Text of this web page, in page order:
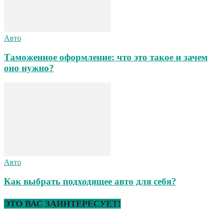
Авто
Таможенное оформление: что это такое и зачем
оно нужно?
Авто
Как выбрать подходящее авто для себя?
ЭТО ВАС ЗАИНТЕРЕСУЕТ!